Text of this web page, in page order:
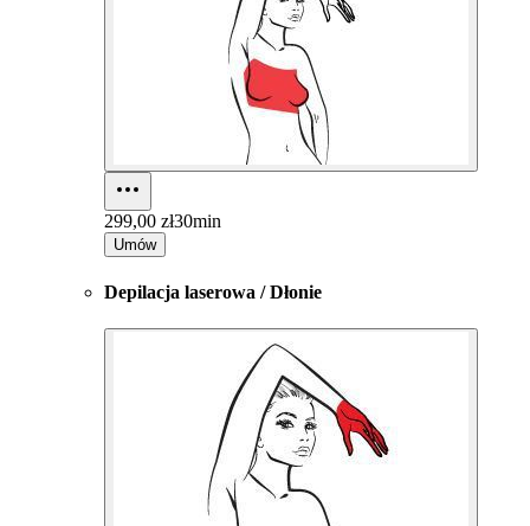
299,00 zł30min
Umów
Depilacja laserowa / Dłonie